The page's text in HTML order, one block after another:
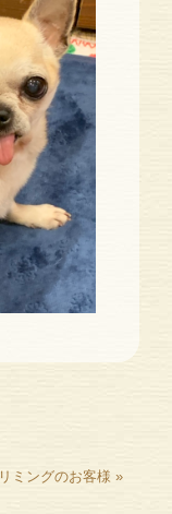
ミングのお客様 »